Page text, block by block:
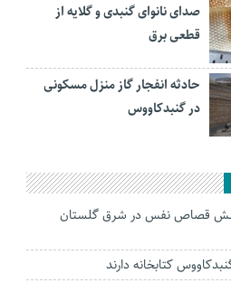
صدای نانوای گنبدی و گلایه از
قطعی برق
حادثه انفجار گاز منزل مسکونی
در گنبدکاووس
قصاص نفس در شرق گلستان